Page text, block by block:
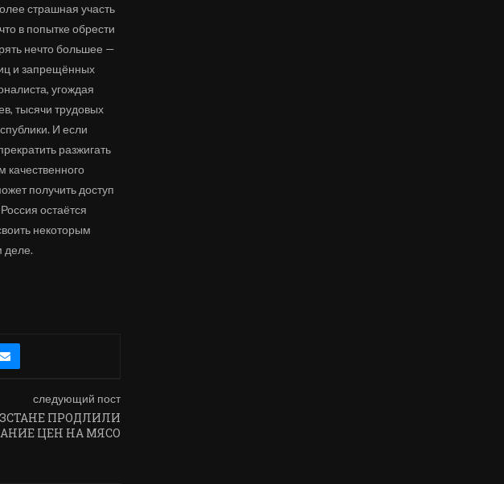
страшная участь
в попытке обрести
нечто большее —
и запрещённых
угождая
тысячи трудовых
И если
разжигать
качественного
получить доступ
остаётся
некоторым
деле.
следующий пост
ПРОДЛИЛИ
ЦЕН НА МЯСО